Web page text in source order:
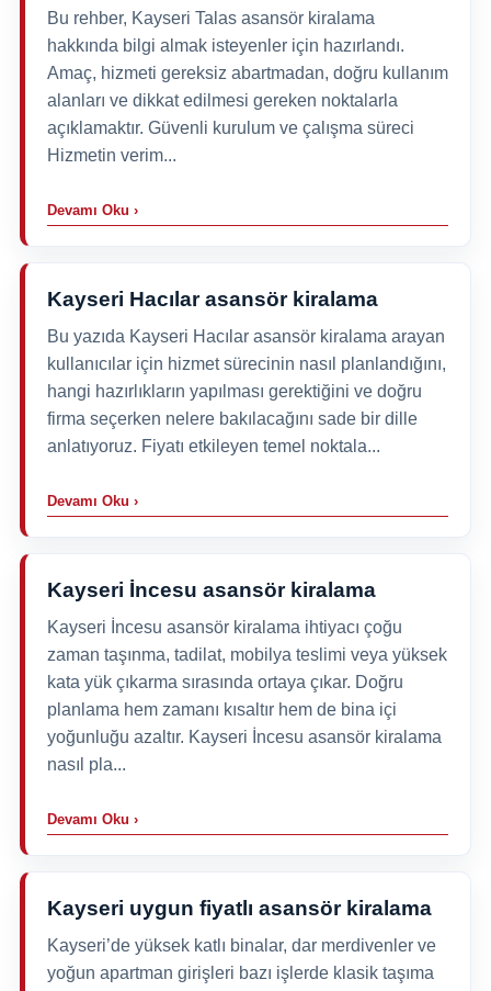
Bu rehber, Kayseri Talas asansör kiralama
hakkında bilgi almak isteyenler için hazırlandı.
Amaç, hizmeti gereksiz abartmadan, doğru kullanım
alanları ve dikkat edilmesi gereken noktalarla
açıklamaktır. Güvenli kurulum ve çalışma süreci
Hizmetin verim...
Devamı Oku ›
Kayseri Hacılar asansör kiralama
Bu yazıda Kayseri Hacılar asansör kiralama arayan
kullanıcılar için hizmet sürecinin nasıl planlandığını,
hangi hazırlıkların yapılması gerektiğini ve doğru
firma seçerken nelere bakılacağını sade bir dille
anlatıyoruz. Fiyatı etkileyen temel noktala...
Devamı Oku ›
Kayseri İncesu asansör kiralama
Kayseri İncesu asansör kiralama ihtiyacı çoğu
zaman taşınma, tadilat, mobilya teslimi veya yüksek
kata yük çıkarma sırasında ortaya çıkar. Doğru
planlama hem zamanı kısaltır hem de bina içi
yoğunluğu azaltır. Kayseri İncesu asansör kiralama
nasıl pla...
Devamı Oku ›
Kayseri uygun fiyatlı asansör kiralama
Kayseri’de yüksek katlı binalar, dar merdivenler ve
yoğun apartman girişleri bazı işlerde klasik taşıma